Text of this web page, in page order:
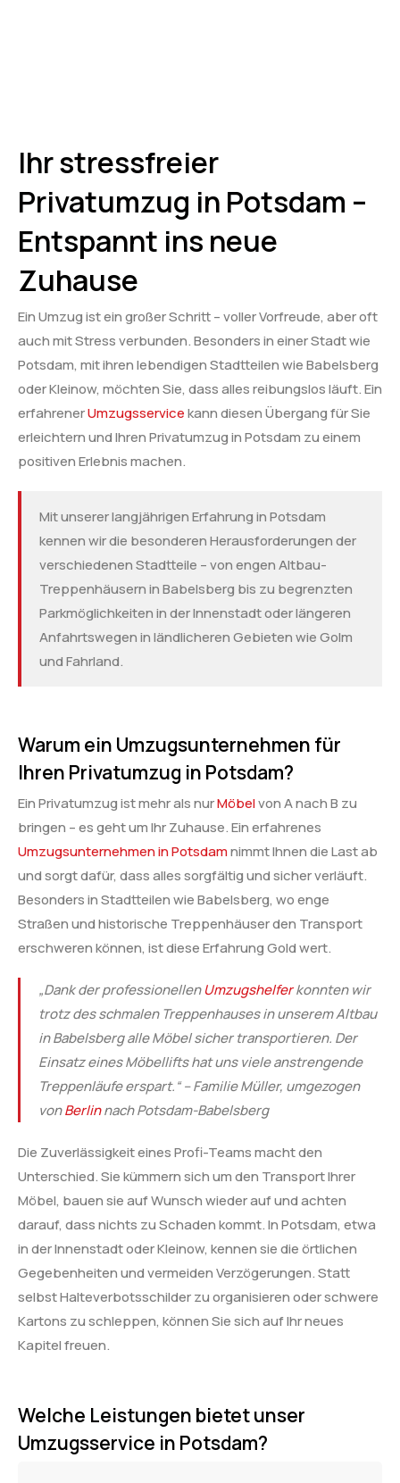
Ihr stressfreier
Privatumzug in Potsdam –
Entspannt ins neue
Zuhause
Ein Umzug ist ein großer Schritt – voller Vorfreude, aber oft
auch mit Stress verbunden. Besonders in einer Stadt wie
Potsdam, mit ihren lebendigen Stadtteilen wie Babelsberg
oder Kleinow, möchten Sie, dass alles reibungslos läuft. Ein
erfahrenerUmzugsservicekann diesen Übergang für Sie
erleichtern und Ihren Privatumzug in Potsdam zu einem
positiven Erlebnis machen.
Mit unserer langjährigen Erfahrung in Potsdam
kennen wir die besonderen Herausforderungen der
verschiedenen Stadtteile – von engen Altbau-
Treppenhäusern in Babelsberg bis zu begrenzten
Parkmöglichkeiten in der Innenstadt oder längeren
Anfahrtswegen in ländlicheren Gebieten wie Golm
und Fahrland.
Warum ein Umzugsunternehmen für
Ihren Privatumzug in Potsdam?
Ein Privatumzug ist mehr als nurMöbelvon A nach B zu
bringen – es geht um Ihr Zuhause. Ein erfahrenes
Umzugsunternehmen in Potsdamnimmt Ihnen die Last ab
und sorgt dafür, dass alles sorgfältig und sicher verläuft.
Besonders in Stadtteilen wie Babelsberg, wo enge
Straßen und historische Treppenhäuser den Transport
erschweren können, ist diese Erfahrung Gold wert.
„Dank der professionellenUmzugshelferkonnten wir
trotz des schmalen Treppenhauses in unserem Altbau
in Babelsberg alle Möbel sicher transportieren. Der
Einsatz eines Möbellifts hat uns viele anstrengende
Treppenläufe erspart.“ – Familie Müller, umgezogen
vonBerlinnach Potsdam-Babelsberg
Die Zuverlässigkeit eines Profi-Teams macht den
Unterschied. Sie kümmern sich um den Transport Ihrer
Möbel, bauen sie auf Wunsch wieder auf und achten
darauf, dass nichts zu Schaden kommt. In Potsdam, etwa
in der Innenstadt oder Kleinow, kennen sie die örtlichen
Gegebenheiten und vermeiden Verzögerungen. Statt
selbst Halteverbotsschilder zu organisieren oder schwere
Kartons zu schleppen, können Sie sich auf Ihr neues
Kapitel freuen.
Welche Leistungen bietet unser
Umzugsservice in Potsdam?